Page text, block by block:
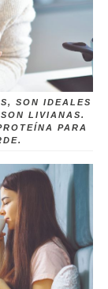
SON IDEALES
LIVIANAS.
PARA